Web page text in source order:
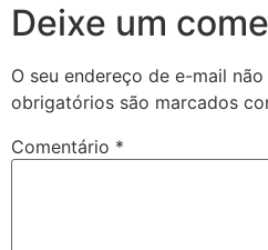
Deixe um
O seu endereço de e-mail
obrigatórios são marcados
Comentário *